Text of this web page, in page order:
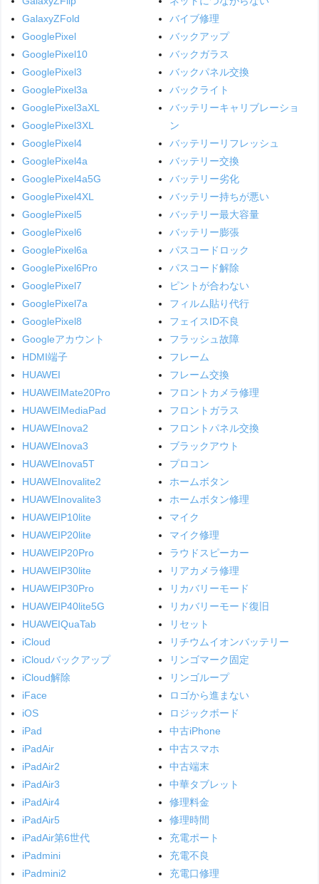
GalaxyZFold
GooglePixel
GooglePixel10
GooglePixel3
GooglePixel3a
GooglePixel3aXL
GooglePixel3XL
GooglePixel4
GooglePixel4a
GooglePixel4a5G
GooglePixel4XL
GooglePixel5
GooglePixel6
GooglePixel6a
GooglePixel6Pro
GooglePixel7
GooglePixel7a
GooglePixel8
Googleアカウント
HDMI端子
HUAWEI
HUAWEIMate20Pro
HUAWEIMediaPad
HUAWEInova2
HUAWEInova3
HUAWEInova5T
HUAWEInovalite2
HUAWEInovalite3
HUAWEIP10lite
HUAWEIP20lite
HUAWEIP20Pro
HUAWEIP30lite
HUAWEIP30Pro
HUAWEIP40lite5G
HUAWEIQuaTab
iCloud
iCloudバックアップ
iCloud解除
iFace
iOS
iPad
iPadAir
iPadAir2
iPadAir3
iPadAir4
iPadAir5
iPadAir第6世代
iPadmini
iPadmini2
バイブ修理
バックアップ
バックガラス
バックパネル交換
バックライト
バッテリーキャリブレーショ
ン
バッテリーリフレッシュ
バッテリー交換
バッテリー劣化
バッテリー持ちが悪い
バッテリー最大容量
バッテリー膨張
パスコードロック
パスコード解除
ピントが合わない
フィルム貼り代行
フェイスID不良
フラッシュ故障
フレーム
フレーム交換
フロントカメラ修理
フロントガラス
フロントパネル交換
ブラックアウト
プロコン
ホームボタン
ホームボタン修理
マイク
マイク修理
ラウドスピーカー
リアカメラ修理
リカバリーモード
リカバリーモード復旧
リセット
リチウムイオンバッテリー
リンゴマーク固定
リンゴループ
ロゴから進まない
ロジックボード
中古iPhone
中古スマホ
中古端末
中華タブレット
修理料金
修理時間
充電ポート
充電不良
充電口修理